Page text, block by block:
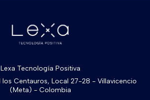
Lexa Tecnología Positiva
Centauros, Local 27-28 - Villavicencio
(Meta) - Colombia